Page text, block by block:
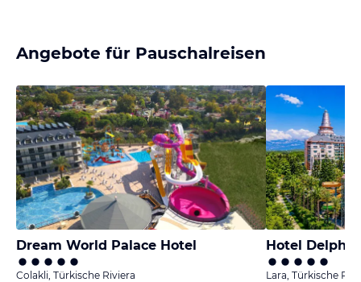
Angebote für Pauschalreisen
Dream World Palace Hotel
Colakli, Türkische Riviera
Hotel
Lara, Türkische